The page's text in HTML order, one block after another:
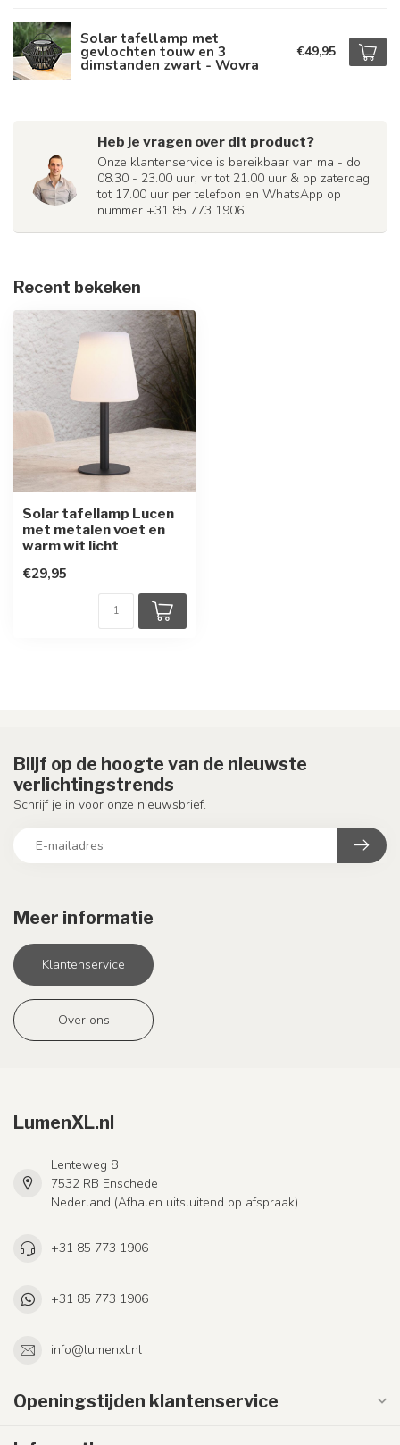
Solar tafellamp met
gevlochten touw en 3
dimstanden zwart - Wovra
€49,95
Heb je vragen over dit product?
Onze klantenservice is bereikbaar van ma - do
08.30 - 23.00 uur, vr tot 21.00 uur & op zaterdag
tot 17.00 uur per telefoon en WhatsApp op
nummer +31 85 773 1906
Recent bekeken
Solar tafellamp Lucen
met metalen voet en
warm wit licht
€29,95
Meer informatie
Klantenservice
Over ons
Blijf op de hoogte van de nieuwste
verlichtingstrends
Schrijf je in voor onze nieuwsbrief.
LumenXL.nl
Lenteweg 8
7532 RB Enschede
Nederland (Afhalen uitsluitend op afspraak)
+31 85 773 1906
+31 85 773 1906
info@lumenxl.nl
Openingstijden klantenservice